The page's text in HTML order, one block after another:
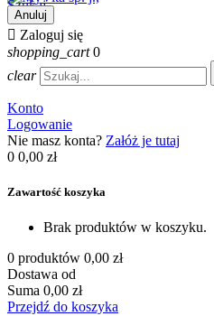
Szukaj
Anuluj
 Zaloguj się
shopping_cart 0
clear
Konto
Logowanie
Nie masz konta? Załóż je tutaj
0 0,00 zł
Zawartość koszyka
Brak produktów w koszyku.
0 produktów 0,00 zł
Dostawa od
Suma 0,00 zł
Przejdź do koszyka